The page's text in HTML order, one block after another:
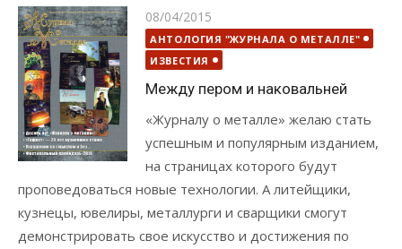
Опубликовано
08/04/2015
АНТОЛОГИЯ "ЖУРНАЛА О МЕТАЛЛЕ"
ИЗВЕСТИЯ
Между пером и наковальней
«Журналу о металле» желаю стать
успешным и популярным изданием,
на страницах которого будут
проповедоваться новые технологии. А литейщики,
кузнецы, ювелиры, металлурги и сварщики смогут
демонстрировать свое искусство и достижения по